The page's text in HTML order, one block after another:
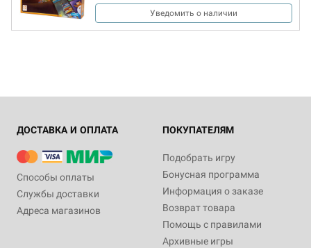
Уведомить о наличии
ДОСТАВКА И ОПЛАТА
Способы оплаты
Службы доставки
Адреса магазинов
ПОКУПАТЕЛЯМ
Подобрать игру
Бонусная программа
Информация о заказе
Возврат товара
Помощь с правилами
Архивные игры